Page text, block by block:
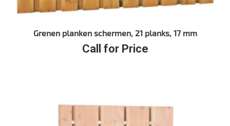
Grenen planken schermen, 21 planks, 17 mm
Call for Price